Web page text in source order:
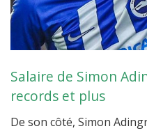
Salaire de Simon
records et plus
De son côté, Simon